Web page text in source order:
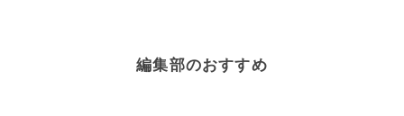
編集部のおすすめ